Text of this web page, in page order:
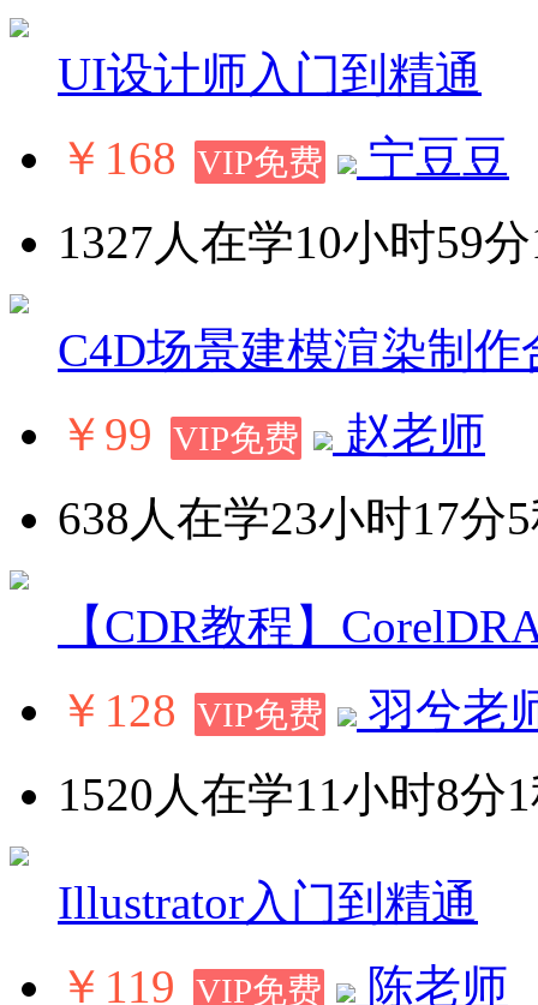
UI设计师入门到精通
￥168 VIP免费
宁豆豆
1327人在学10小时59
C4D场景建模渲染制作
￥99 VIP免费
赵老师
638人在学23小时17分
【CDR教程】
￥128 VIP免费
羽兮老
1520人在学11小时8分
Illustrator入门到精通
￥119 VIP免费
陈老师